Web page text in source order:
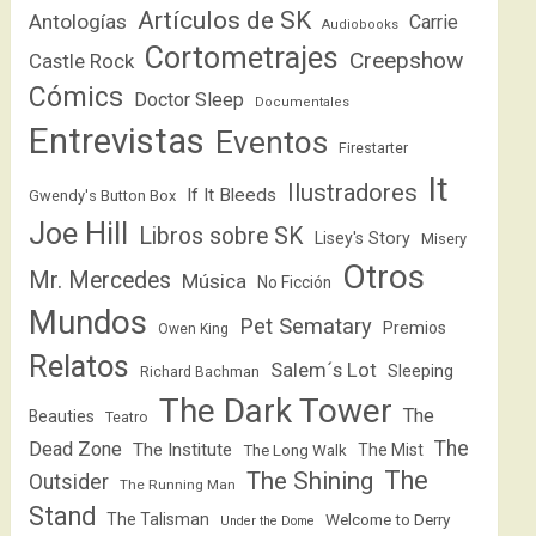
Antologías Artículos de SK Audiobooks Carrie
Castle Rock Cortometrajes Creepshow
Cómics Doctor Sleep Documentales
Entrevistas Eventos Firestarter
Gwendy's Button Box If It Bleeds Ilustradores It
Joe Hill Libros sobre SK Lisey's Story Misery
Mr. Mercedes Música No Ficción
Otros
Mundos
Owen King Pet Sematary Premios
Relatos Richard Bachman Salem´s Lot Sleeping
Beauties Teatro The Dark Tower The
Dead Zone The Institute The Long Walk The Mist The
Outsider
The Running Man The Shining The
Stand
The Talisman Under the Dome Welcome to Derry